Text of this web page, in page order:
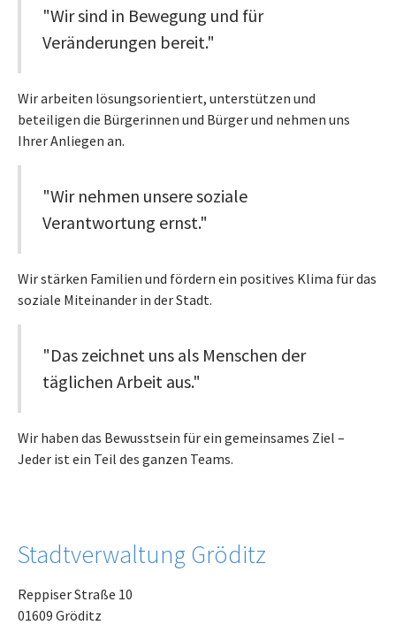
"Wir sind in Bewegung und für
Veränderungen bereit."
Wir arbeiten lösungsorientiert, unterstützen und
beteiligen die Bürgerinnen und Bürger und nehmen uns
Ihrer Anliegen an.
"Wir nehmen unsere soziale
Verantwortung ernst."
Wir stärken Familien und fördern ein positives Klima für das
soziale Miteinander in der Stadt.
"Das zeichnet uns als Menschen der
täglichen Arbeit aus."
Wir haben das Bewusstsein für ein gemeinsames Ziel –
Jeder ist ein Teil des ganzen Teams.
Stadtverwaltung Gröditz
Reppiser Straße 10
01609 Gröditz